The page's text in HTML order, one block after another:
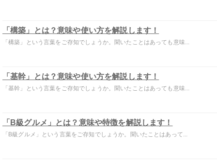
「構築」とは？意味や使い方を解説します！
「構築」という言葉をご存知でしょうか。聞いたことはあっても意味...
「基幹」とは？意味や使い方を解説します！
「基幹」という言葉をご存知でしょうか。聞いたことはあっても意味...
「B級グルメ」とは？意味や特徴を解説します！
「B級グルメ」という言葉をご存知でしょうか。聞いたことはあって...